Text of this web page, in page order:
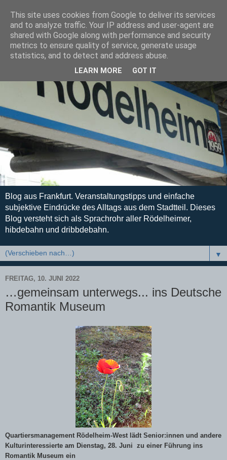
Blog aus Frankfurt. Veranstaltungstipps und einfache
subjektive Eindrücke des Alltags aus dem Stadtteil. Dieses
Blog versteht sich als Sprachrohr aller Rödelheimer,
hibdebahn und dribbdebahn.
▼
FREITAG, 10. JUNI 2022
…gemeinsam unterwegs... ins Deutsche
Romantik Museum
Quartiersmanagement Rödelheim-West lädt Senior:innen und andere
Kulturinteressierte am Dienstag, 28. Juni zu einer Führung ins
Romantik Museum ein
This site uses cookies from Google to deliver its services
and to analyze traffic. Your IP address and user-agent are
shared with Google along with performance and security
metrics to ensure quality of service, generate usage
statistics, and to detect and address abuse.
LEARN MORE GOT IT